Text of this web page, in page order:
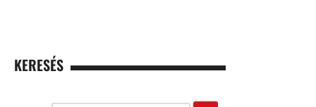
KERESÉS